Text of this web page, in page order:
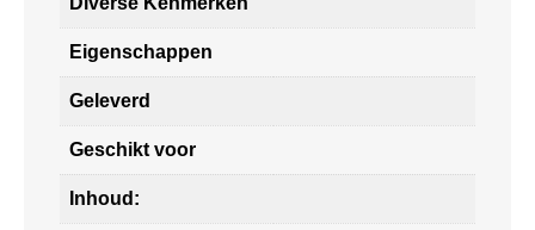
Eigenschappen
Geleverd
Geschikt voor
Inhoud: